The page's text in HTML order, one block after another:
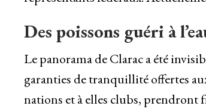
Des poissons guéri à
Le panorama de Clarac a été
garanties de tranquillité offertes
nations et à elles clubs, prendront